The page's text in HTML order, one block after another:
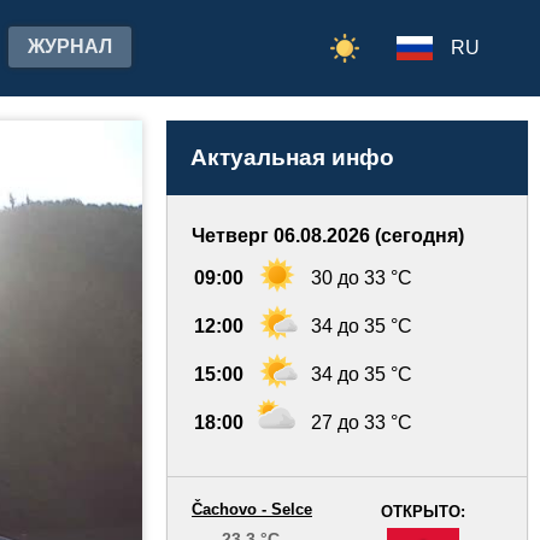
ЖУРНАЛ RU
Актуальная инфо
Четверг 06.08.2026 (сегодня)
09:00 30 до 33 °C
12:00 34 до 35 °C
15:00 34 до 35 °C
18:00 27 до 33 °C
ОТКРЫТО:
Čachovo - Selce